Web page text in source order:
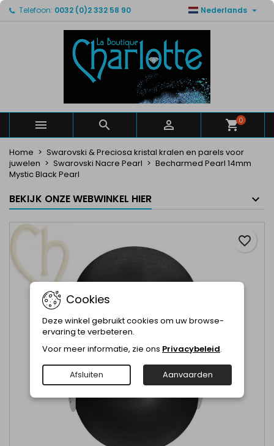
Telefoon: 0032 (0)2 332 58 90 Nederlands 
   0
Home
Swarovski & Preciosa kristal kralen en parels voor
juwelen
Swarovski Nacre Pearl
Becharmed Pearl 14mm
Mystic Black Pearl
BEKIJK ONZE WEBWINKEL HIER
favorite_border
Mijn verlanglijsten ×
Maak een lijst
Maak een verlanglijst ×
Verlanglijst naam
Annuleren Maak een verlanglijst
Inloggen ×
U moet ingelogd zijn om producten in uw verlanglijst
Annuleren Inloggen
Cookies
Deze winkel gebruikt cookies om uw browse-
ervaring te verbeteren.
Voor meer informatie, zie ons Privacybeleid.
Afsluiten Aanvaarden